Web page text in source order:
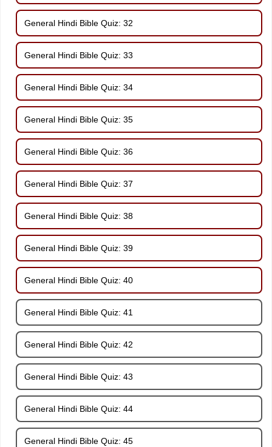
General Hindi Bible Quiz: 32
General Hindi Bible Quiz: 33
General Hindi Bible Quiz: 34
General Hindi Bible Quiz: 35
General Hindi Bible Quiz: 36
General Hindi Bible Quiz: 37
General Hindi Bible Quiz: 38
General Hindi Bible Quiz: 39
General Hindi Bible Quiz: 40
General Hindi Bible Quiz: 41
General Hindi Bible Quiz: 42
General Hindi Bible Quiz: 43
General Hindi Bible Quiz: 44
General Hindi Bible Quiz: 45